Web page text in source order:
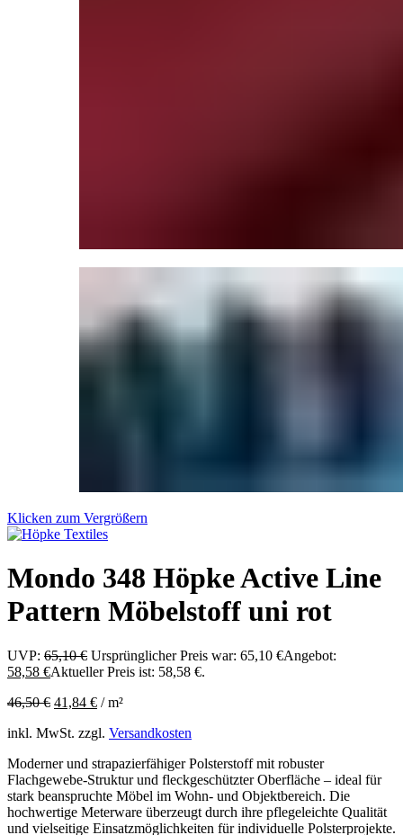
Klicken zum Vergrößern
Mondo 348 Höpke Active Line
Pattern Möbelstoff uni rot
UVP: 65,10€ Ursprünglicher Preis war: 65,10 €Angebot:
58,58 €Aktueller Preis ist: 58,58 €.
46,50€ 41,84 € /m²
inkl. MwSt. zzgl. Versandkosten
Moderner und strapazierfähiger Polsterstoff mit robuster
Flachgewebe-Struktur und fleckgeschützter Oberfläche – ideal für
stark beanspruchte Möbel im Wohn- und Objektbereich. Die
hochwertige Meterware überzeugt durch ihre pflegeleichte Qualität
und vielseitige Einsatzmöglichkeiten für individuelle Polsterprojekte.